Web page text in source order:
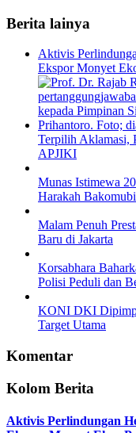
Berita lainya
Aktivis
Ekspor Monyet
Terpilih Aklamasi,
APJIKI
Munas Istimewa
Harakah
Malam Penuh
Baru di Jakarta
Korsabhara
Polisi Peduli dan
KONI DKI
Target Utama
Komentar
Kolom Berita
Aktivis Perlindungan